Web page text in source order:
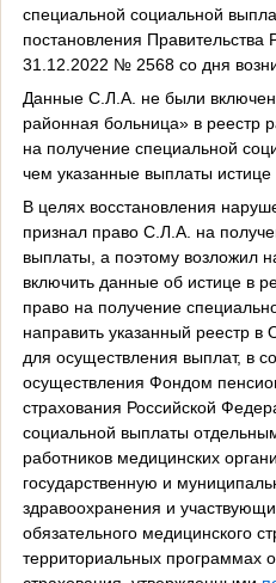
специальной социальной
постановления Правительства
31.12.2022 № 2568 со дня
Данные С.Л.А. не были
районная больница» в реестр
на получение специальной
чем указанные выплаты истице
В целях восстановления
признал право С.Л.А. на
выплаты, а поэтому возложил
включить данные об истице в
право на получение
направить указанный реестр
для осуществления выплат, в
осуществления Фондом
страхования Российской
социальной выплаты
работников медицинских
государственную и
здравоохранения и
обязательного медицинского
территориальных программах